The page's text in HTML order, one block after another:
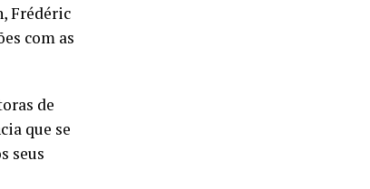
Frédéric
com as
de
que se
seus